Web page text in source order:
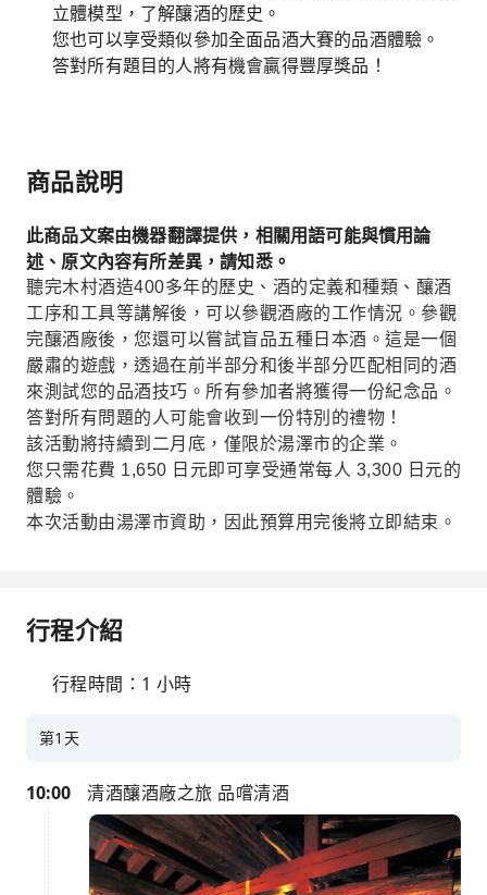
立體模型，了解釀酒的歷史。
您也可以享受類似參加全面品酒大賽的品酒體驗。
答對所有題目的人將有機會贏得豐厚獎品！
商品說明
此商品文案由機器翻譯提供，相關用語可能與慣用論
述、原文內容有所差異，請知悉。
聽完木村酒造400多年的歷史、酒的定義和種類、釀酒
工序和工具等講解後，可以參觀酒廠的工作情況。參觀
完釀酒廠後，您還可以嘗試盲品五種日本酒。這是一個
嚴肅的遊戲，透過在前半部分和後半部分匹配相同的酒
來測試您的品酒技巧。所有參加者將獲得一份紀念品。
答對所有問題的人可能會收到一份特別的禮物！
該活動將持續到二月底，僅限於湯澤市的企業。
您只需花費 1,650 日元即可享受通常每人 3,300 日元的
體驗。
本次活動由湯澤市資助，因此預算用完後將立即結束。
行程介紹
行程時間：1 小時
第1天
10:00 清酒釀酒廠之旅 品嚐清酒